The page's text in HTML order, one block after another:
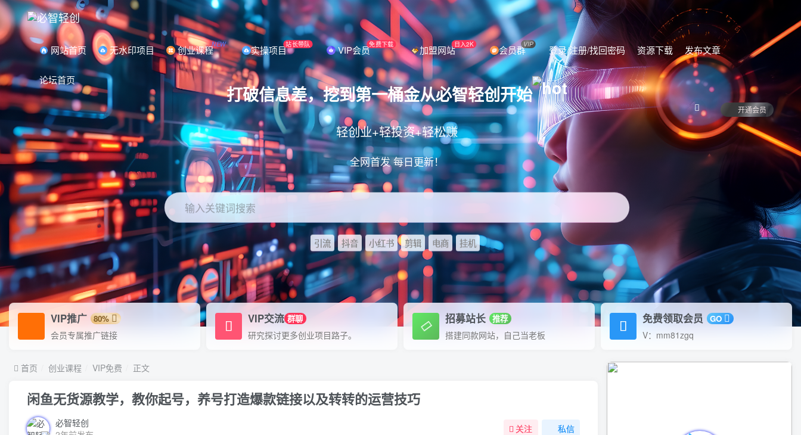
网站首页 无水印项目 创业课程NEW 实操项目站长带队 VIP会员免费下载 加盟网站日入2K 会员群VIP 登录/注册/找回密码 资源下载 发布文章
论坛首页
开通会员
打破信息差，挖到第一桶金从必智轻创开始
轻创业+轻投资+轻松赚
全网首发 每日更新！
输入关键词搜索
引流 抖音 小红书 剪辑 电商 挂机
VIP推广 80%
会员专属推广链接
VIP交流 群聊
研究探讨更多创业项目路子。
招募站长 推荐
搭建同款网站，自己当老板
免费领取会员 GO
V：mm81zgq
首页 创业课程 VIP免费 正文
闲鱼无货源教学，教你起号，养号打造爆款链接以及转转的运营技巧
必智轻创
关注 私信